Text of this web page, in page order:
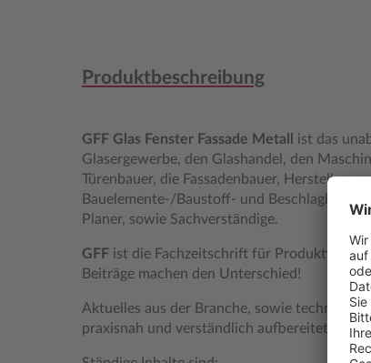
Produktbeschreibung
GFF Glas Fenster Fassade Metall ist das
Glasergewerbe, den Glashandel, den
Türenbauer, die Fassadenbauer, Hersteller
Bauelemente-/Baustoff- und
Planer, sowie Sachverständige.
GFF ist die Fachzeitschrift für Produktion
Beiträge machen den Unterschied!
Aktuelles aus der Branche, sowie technische
praxisnah und verständlich aufbereitet.